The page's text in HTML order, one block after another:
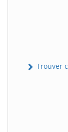
Trouver